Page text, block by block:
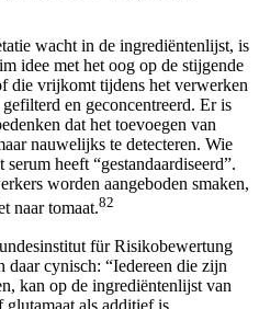
wacht in de ingrediëntenlijst, is
idee met het oog op de stijgende
die vrijkomt tijdens het verwerken
en geconcentreerd. Er is
dat het toevoegen van
nauwelijks te detecteren. Wie
heeft “gestandaardiseerd”.
worden aangeboden smaken,
naar tomaat.82
für Risikobewertung
cynisch: “Iedereen die zijn
kan op de ingrediëntenlijst van
als additief is